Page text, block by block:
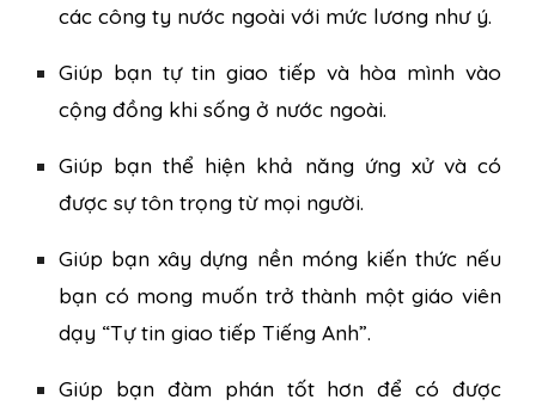
các công ty nước ngoài với mức lương như ý.
Giúp bạn tự tin giao tiếp và hòa mình vào
cộng đồng khi sống ở nước ngoài.
Giúp bạn thể hiện khả năng ứng xử và có
được sự tôn trọng từ mọi người.
Giúp bạn xây dựng nền móng kiến thức nếu
bạn có mong muốn trở thành một giáo viên
dạy “Tự tin giao tiếp Tiếng Anh”.
Giúp bạn đàm phán tốt hơn để có được